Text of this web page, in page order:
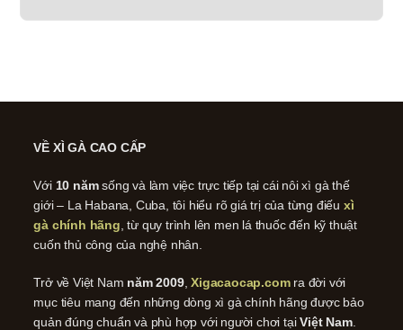
VỀ XÌ GÀ CAO CẤP
Với 10 nămsống và làm việc trực tiếp tại cái nôi xì gà thế
giới – La Habana, Cuba, tôi hiểu rõ giá trị của từng điếu xì
gà chính hãng , từ quy trình lên men lá thuốc đến kỹ thuật
cuốn thủ công của nghệ nhân.
Trở về Việt Nam năm 2009,Xigacaocap.comra đời với
mục tiêu mang đến những dòng xì gà chính hãng được bảo
quản đúng chuẩn và phù hợp với người chơi tạiViệt Nam.